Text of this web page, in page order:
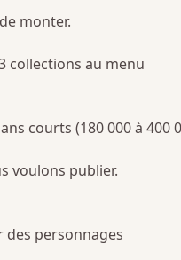
monter.
collections au menu
courts (180 000 à 400
voulons publier.
des personnages